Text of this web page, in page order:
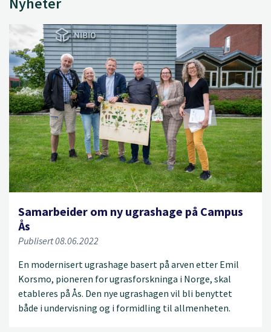
Samarbeider om ny ugrashage på Campus
Ås
Publisert 08.06.2022
En modernisert ugrashage basert på arven etter Emil
Korsmo, pioneren for ugrasforskninga i Norge, skal
etableres på Ås. Den nye ugrashagen vil bli benyttet
både i undervisning og i formidling til allmenheten.